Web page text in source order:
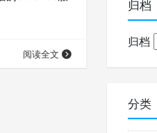
阅读全文
归档
归档
分类